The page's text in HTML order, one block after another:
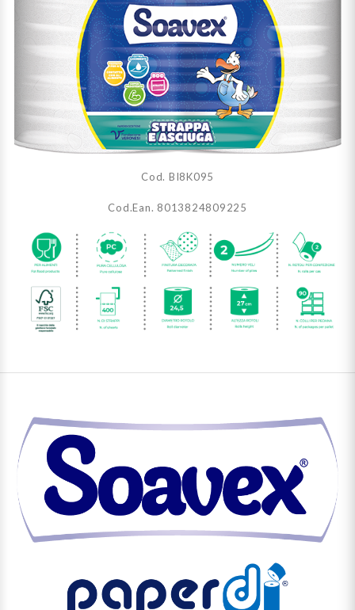
Cod. BI8K095
Cod.Ean. 8013824809225